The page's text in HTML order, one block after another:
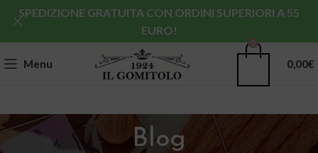
Menu 0,00€
Blog
SPEDIZIONE GRATUITA CON ORDINI SUPERIORI A 55
EURO!